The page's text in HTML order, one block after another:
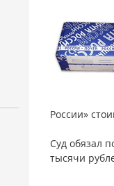
России»
Суд обязал
тысячи